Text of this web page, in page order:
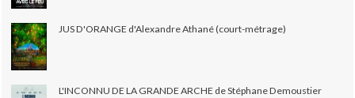
JUS D'ORANGE d'Alexandre Athané (court-métrage)
L'INCONNU DE LA GRANDE ARCHE de Stéphane Demoustier